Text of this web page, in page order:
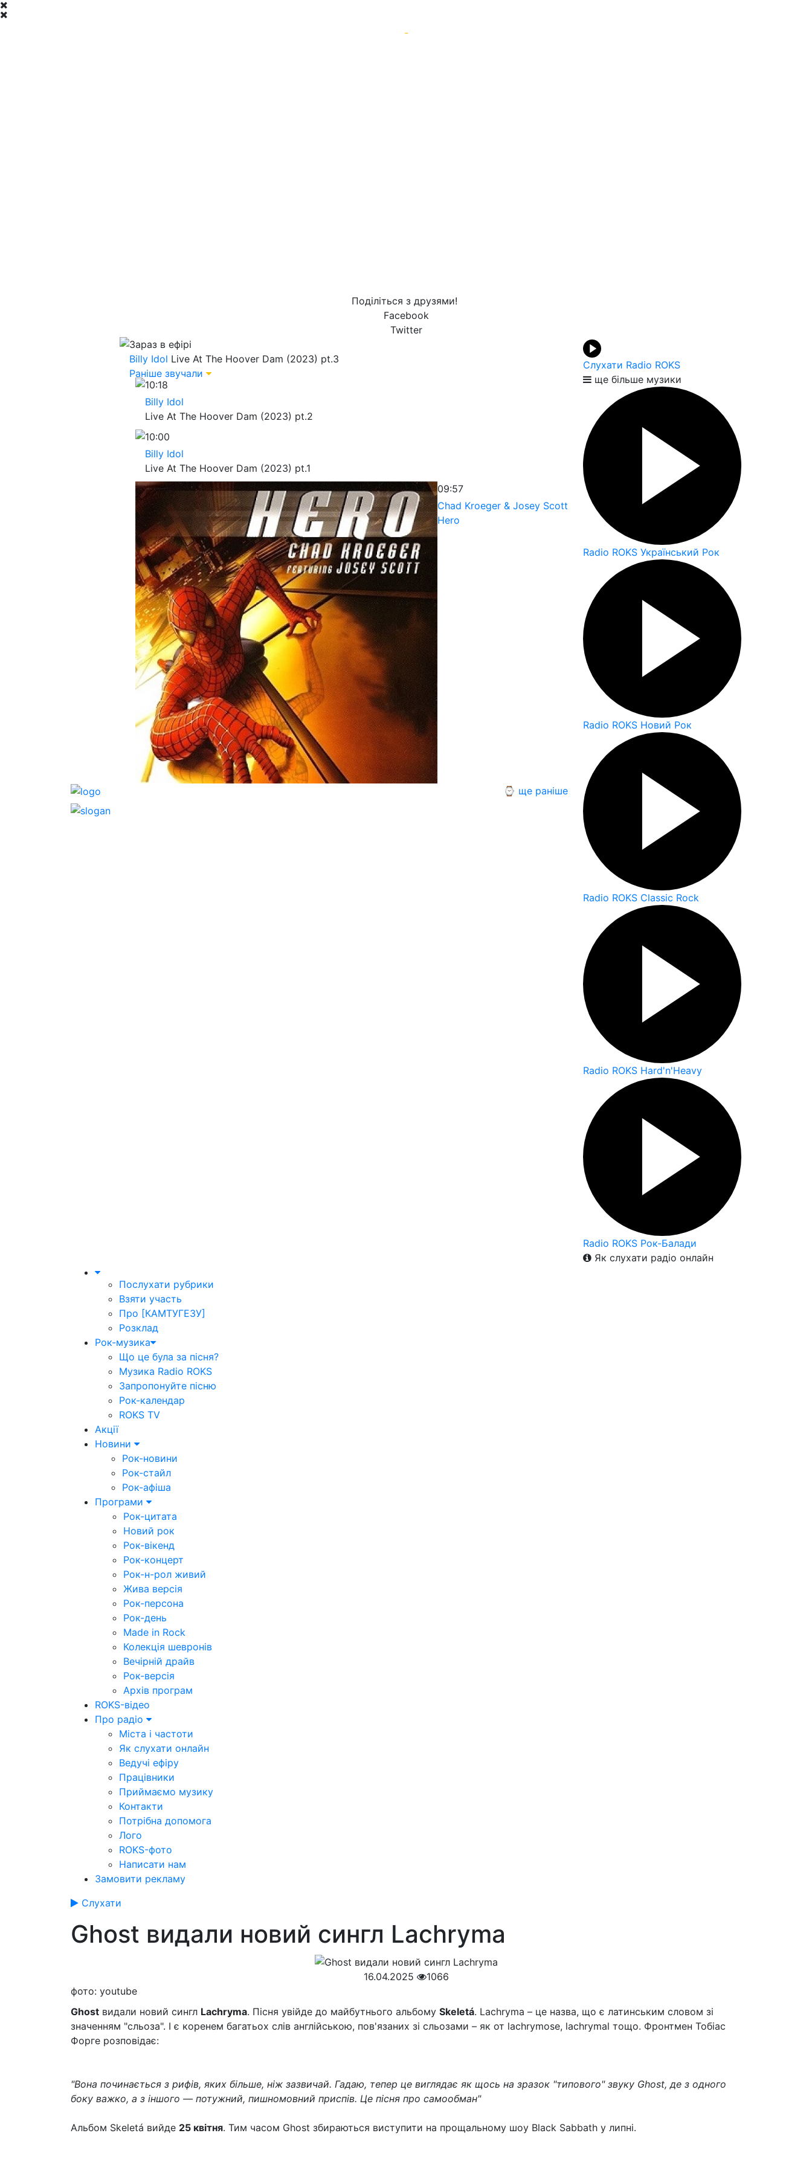
-
Поділіться з друзями!
Facebook
Twitter
Зараз в ефірі
Billy Idol Live At The Hoover Dam (2023) pt.3
Раніше звучали
10:18
Billy Idol
Live At The Hoover Dam (2023) pt.2
10:00
Billy Idol
Live At The Hoover Dam (2023) pt.1
09:57
Chad Kroeger & Josey Scott
Hero
⌚ ще раніше
Слухати Radio ROKS
ще більше музики
Radio ROKS Український Рок
Radio ROKS Новий Рок
Radio ROKS Classic Rock
Radio ROKS Hard'n'Heavy
Radio ROKS Рок-Балади
Як слухати радіо онлайн
Послухати рубрики
Взяти участь
Про [КАМТУГЕЗУ]
Розклад
Рок-музика
Що це була за пісня?
Музика Radio ROKS
Запропонуйте пісню
Рок-календар
ROKS TV
Акції
Новини
Рок-новини
Рок-стайл
Рок-афіша
Програми
Рок-цитата
Новий рок
Рок-вікенд
Рок-концерт
Рок-н-рол живий
Жива версія
Рок-персона
Рок-день
Made in Rock
Колекція шевронів
Вечірній драйв
Рок-версія
Архів програм
ROKS-відео
Про радіо
Міста і частоти
Як слухати онлайн
Ведучі ефіру
Працівники
Приймаємо музику
Контакти
Потрібна допомога
Лого
ROKS-фото
Написати нам
Замовити рекламу
Слухати
Ghost видали новий сингл Lachryma
16.04.2025
1066
фото: youtube
Ghost видали новий сингл Lachryma. Пісня увійде до майбутнього альбому Skeletá. Lachryma – це назва, що є латинським словом зі
значенням "сльоза". І є коренем багатьох слів англійською, пов'язаних зі сльозами – як от lachrymose, lachrymal тощо. Фронтмен Тобіас
Форге розповідає:
"Вона починається з рифів, яких більше, ніж зазвичай. Гадаю, тепер це виглядає як щось на зразок "типового" звуку Ghost, де з одного
боку важко, а з іншого — потужний, пишномовний приспів. Це пісня про самообман"
Альбом Skeletá вийде 25 квітня. Тим часом Ghost збираються виступити на прощальному шоу Black Sabbath у липні.